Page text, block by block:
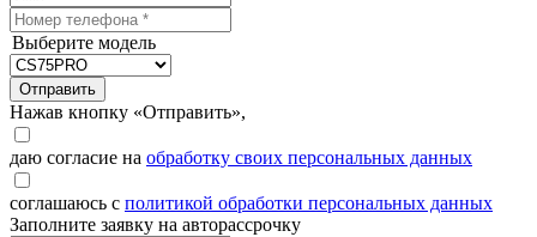
Выберите модель
Отправить
Нажав кнопку «Отправить»,
даю согласие на обработку своих персональных данных
соглашаюсь с политикой обработки персональных данных
Заполните заявку на авторассрочку